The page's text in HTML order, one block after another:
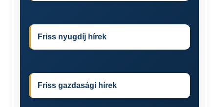
Friss nyugdíj hírek
Friss gazdasági hírek